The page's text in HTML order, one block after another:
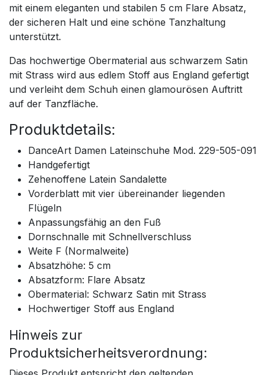
mit einem eleganten und stabilen 5 cm Flare Absatz,
der sicheren Halt und eine schöne Tanzhaltung
unterstützt.
Das hochwertige Obermaterial aus schwarzem Satin
mit Strass wird aus edlem Stoff aus England gefertigt
und verleiht dem Schuh einen glamourösen Auftritt
auf der Tanzfläche.
Produktdetails:
DanceArt Damen Lateinschuhe Mod. 229-505-091
Handgefertigt
Zehenoffene Latein Sandalette
Vorderblatt mit vier übereinander liegenden
Flügeln
Anpassungsfähig an den Fuß
Dornschnalle mit Schnellverschluss
Weite F (Normalweite)
Absatzhöhe: 5 cm
Absatzform: Flare Absatz
Obermaterial: Schwarz Satin mit Strass
Hochwertiger Stoff aus England
Hinweis zur
Produktsicherheitsverordnung: